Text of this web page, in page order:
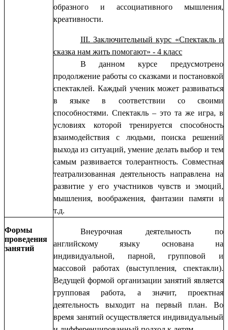
образного и ассоциативного мышления,
креативности.
III. Заключительный курс «Спектакль и
сказка нам жить помогают» - 4 класс
В данном курсе предусмотрено
продолжение работы со сказками и постановкой
спектаклей. Каждый ученик может развиваться
в языке в соответствии со своими
способностями. Спектакль – это та же игра, в
условиях которой тренируется способность
взаимодействия с людьми, поиска решений
выхода из ситуаций, умение делать выбор и тем
самым развивается толерантность. Совместная
театрализованная деятельность направлена на
развитие у его участников чувств и эмоций,
мышления, воображения, фантазии памяти и
т.д.
Формы
проведения
занятий
Внеурочная деятельность по
английскому языку основана на
индивидуальной, парной, групповой и
массовой работах (выступления, спектакли).
Ведущей формой организации занятий является
групповая работа, а значит, проектная
деятельность выходит на первый план. Во
время занятий осуществляется индивидуальный